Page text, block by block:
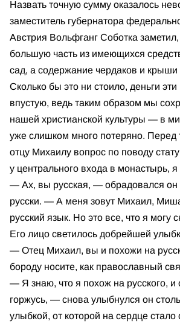
Назвать точную сумму оказалось
заместитель губернатора
Австрия Вольфганг Соботка
большую часть из имеющихся
сад, а содержание чердаков и
Сколько бы это ни стоило, деньги
впустую, ведь таким образом мы
нашей христианской культуры — в
уже слишком много потеряно. Перед
отцу Михаилу вопрос по поводу
у центрального входа в монастырь, я
— Ах, вы русская, — обрадовался он
русски. — А меня зовут Михаил,
русский язык. Но это все, что я могу
Его лицо светилось добрейшей
— Отец Михаил, вы и похожи на
бороду носите, как православный
— Я знаю, что я похож на русского, и
горжусь, — снова улыбнулся он
улыбкой, от которой на сердце стало